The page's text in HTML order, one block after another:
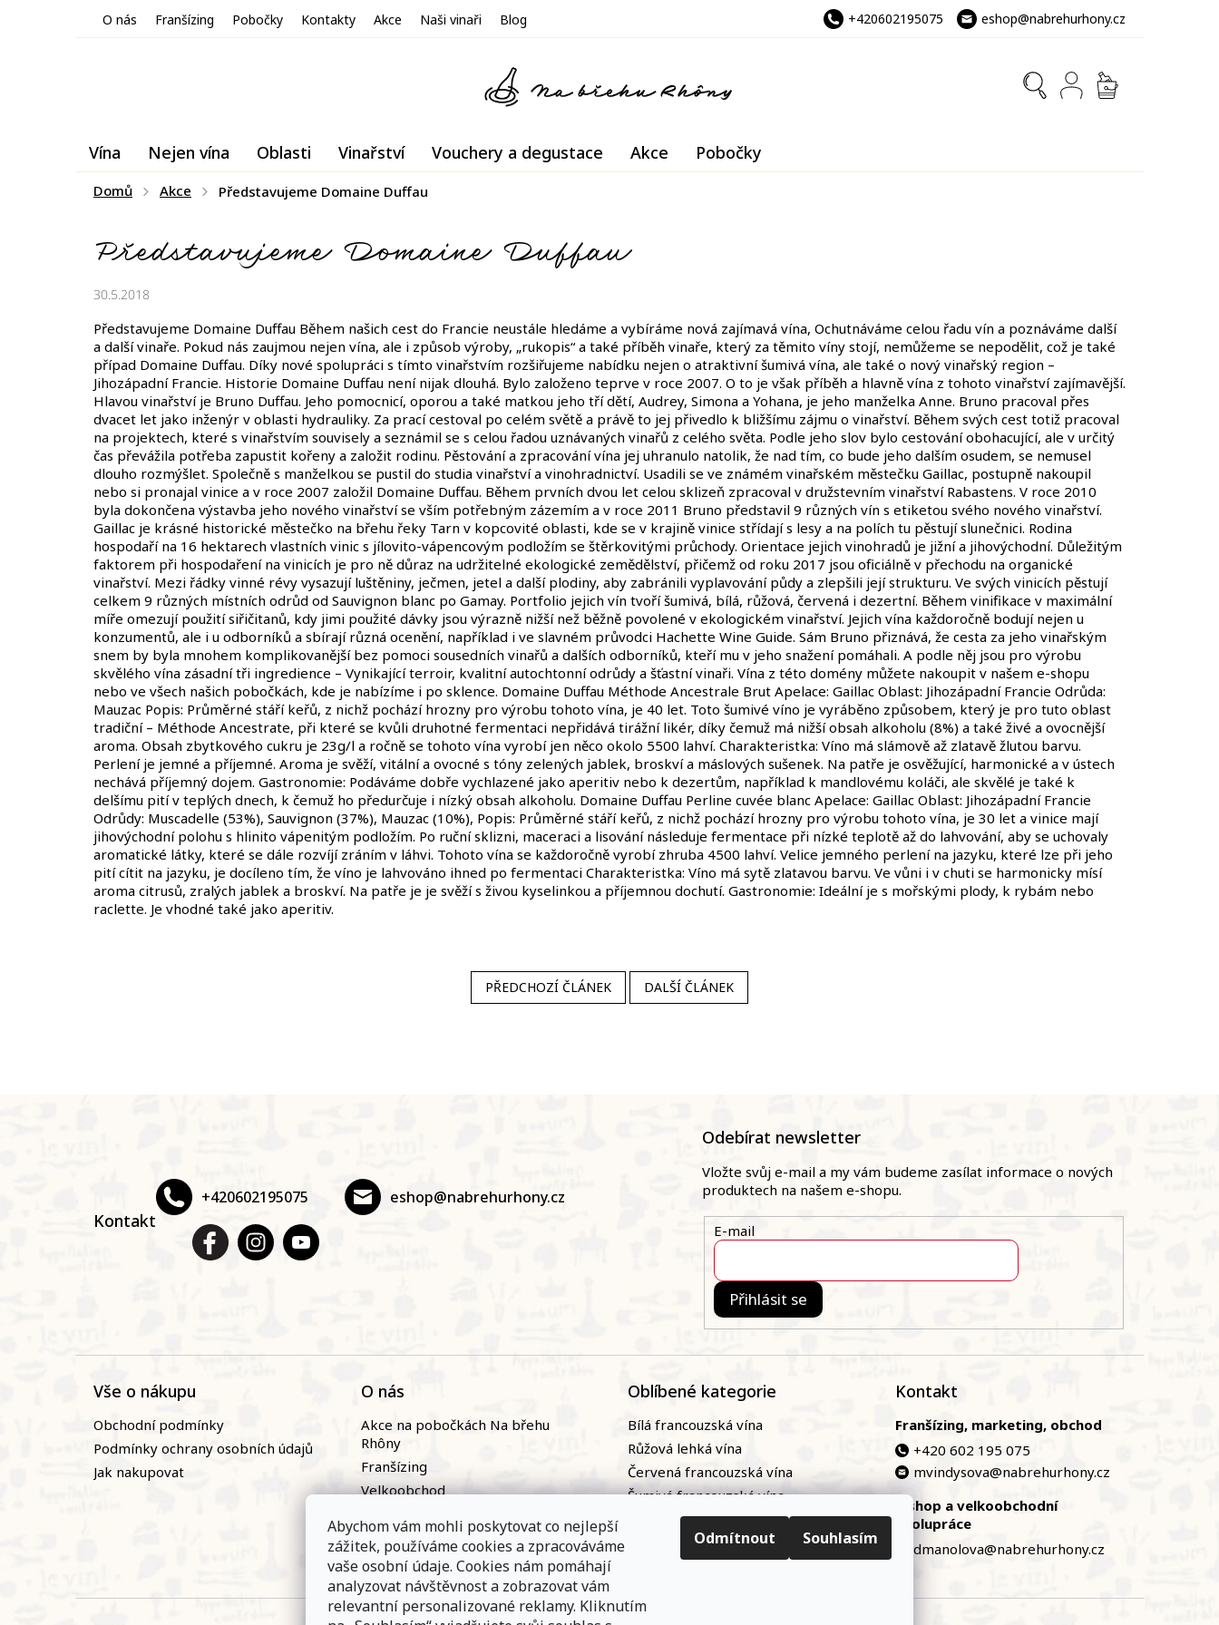
Abychom vám mohli poskytovat co nejlepší
zážitek, používáme cookies a zpracováváme
vaše osobní údaje. Cookies nám pomáhají
analyzovat návštěvnost a zobrazovat vám
relevantní personalizované reklamy. Kliknutím
Odmítnout Souhlasím
+420602195075 eshop@nabrehurhony.cz
O nás Franšízing Pobočky Kontakty Akce Naši vinaři Blog
NÁKUPNÍ
KOŠÍK
Vína Nejen vína Oblasti Vinařství Vouchery a degustace Akce Pobočky
Domů Akce Představujeme Domaine Duffau
Představujeme Domaine Duffau
30.5.2018
Představujeme Domaine Duffau Během našich cest do Francie neustále hledáme a vybíráme nová zajímavá vína, Ochutnáváme celou řadu vín a poznáváme další
a další vinaře. Pokud nás zaujmou nejen vína, ale i způsob výroby, „rukopis“ a také příběh vinaře, který za těmito víny stojí, nemůžeme se nepodělit, což je také
případ Domaine Duffau. Díky nové spolupráci s tímto vinařstvím rozšiřujeme nabídku nejen o atraktivní šumivá vína, ale také o nový vinařský region –
Jihozápadní Francie. Historie Domaine Duffau není nijak dlouhá. Bylo založeno teprve v roce 2007. O to je však příběh a hlavně vína z tohoto vinařství zajímavější.
Hlavou vinařství je Bruno Duffau. Jeho pomocnicí, oporou a také matkou jeho tří dětí, Audrey, Simona a Yohana, je jeho manželka Anne. Bruno pracoval přes
dvacet let jako inženýr v oblasti hydrauliky. Za prací cestoval po celém světě a právě to jej přivedlo k bližšímu zájmu o vinařství. Během svých cest totiž pracoval
na projektech, které s vinařstvím souvisely a seznámil se s celou řadou uznávaných vinařů z celého světa. Podle jeho slov bylo cestování obohacující, ale v určitý
čas převážila potřeba zapustit kořeny a založit rodinu. Pěstování a zpracování vína jej uhranulo natolik, že nad tím, co bude jeho dalším osudem, se nemusel
dlouho rozmýšlet. Společně s manželkou se pustil do studia vinařství a vinohradnictví. Usadili se ve známém vinařském městečku Gaillac, postupně nakoupil
nebo si pronajal vinice a v roce 2007 založil Domaine Duffau. Během prvních dvou let celou sklizeň zpracoval v družstevním vinařství Rabastens. V roce 2010
byla dokončena výstavba jeho nového vinařství se vším potřebným zázemím a v roce 2011 Bruno představil 9 různých vín s etiketou svého nového vinařství.
Gaillac je krásné historické městečko na břehu řeky Tarn v kopcovité oblasti, kde se v krajině vinice střídají s lesy a na polích tu pěstují slunečnici. Rodina
hospodaří na 16 hektarech vlastních vinic s jílovito-vápencovým podložím se štěrkovitými průchody. Orientace jejich vinohradů je jižní a jihovýchodní. Důležitým
faktorem při hospodaření na vinicích je pro ně důraz na udržitelné ekologické zemědělství, přičemž od roku 2017 jsou oficiálně v přechodu na organické
vinařství. Mezi řádky vinné révy vysazují luštěniny, ječmen, jetel a další plodiny, aby zabránili vyplavování půdy a zlepšili její strukturu. Ve svých vinicích pěstují
celkem 9 různých místních odrůd od Sauvignon blanc po Gamay. Portfolio jejich vín tvoří šumivá, bílá, růžová, červená i dezertní. Během vinifikace v maximální
míře omezují použití siřičitanů, kdy jimi použité dávky jsou výrazně nižší než běžně povolené v ekologickém vinařství. Jejich vína každoročně bodují nejen u
konzumentů, ale i u odborníků a sbírají různá ocenění, například i ve slavném průvodci Hachette Wine Guide. Sám Bruno přiznává, že cesta za jeho vinařským
snem by byla mnohem komplikovanější bez pomoci sousedních vinařů a dalších odborníků, kteří mu v jeho snažení pomáhali. A podle něj jsou pro výrobu
skvělého vína zásadní tři ingredience – Vynikající terroir, kvalitní autochtonní odrůdy a šťastní vinaři. Vína z této domény můžete nakoupit v našem e-shopu
nebo ve všech našich pobočkách, kde je nabízíme i po sklence. Domaine Duffau Méthode Ancestrale Brut Apelace: Gaillac Oblast: Jihozápadní Francie Odrůda:
Mauzac Popis: Průměrné stáří keřů, z nichž pochází hrozny pro výrobu tohoto vína, je 40 let. Toto šumivé víno je vyráběno způsobem, který je pro tuto oblast
tradiční – Méthode Ancestrate, při které se kvůli druhotné fermentaci nepřidává tirážní likér, díky čemuž má nižší obsah alkoholu (8%) a také živé a ovocnější
aroma. Obsah zbytkového cukru je 23g/l a ročně se tohoto vína vyrobí jen něco okolo 5500 lahví. Charakteristka: Víno má slámově až zlatavě žlutou barvu.
Perlení je jemné a příjemné. Aroma je svěží, vitální a ovocné s tóny zelených jablek, broskví a máslových sušenek. Na patře je osvěžující, harmonické a v ústech
nechává příjemný dojem. Gastronomie: Podáváme dobře vychlazené jako aperitiv nebo k dezertům, například k mandlovému koláči, ale skvělé je také k
delšímu pití v teplých dnech, k čemuž ho předurčuje i nízký obsah alkoholu. Domaine Duffau Perline cuvée blanc Apelace: Gaillac Oblast: Jihozápadní Francie
Odrůdy: Muscadelle (53%), Sauvignon (37%), Mauzac (10%), Popis: Průměrné stáří keřů, z nichž pochází hrozny pro výrobu tohoto vína, je 30 let a vinice mají
jihovýchodní polohu s hlinito vápenitým podložím. Po ruční sklizni, maceraci a lisování následuje fermentace při nízké teplotě až do lahvování, aby se uchovaly
aromatické látky, které se dále rozvíjí zráním v láhvi. Tohoto vína se každoročně vyrobí zhruba 4500 lahví. Velice jemného perlení na jazyku, které lze při jeho
pití cítit na jazyku, je docíleno tím, že víno je lahvováno ihned po fermentaci Charakteristka: Víno má sytě zlatavou barvu. Ve vůni i v chuti se harmonicky mísí
aroma citrusů, zralých jablek a broskví. Na patře je je svěží s živou kyselinkou a příjemnou dochutí. Gastronomie: Ideální je s mořskými plody, k rybám nebo
raclette. Je vhodné také jako aperitiv.
PŘEDCHOZÍ ČLÁNEK DALŠÍ ČLÁNEK
Kontakt
eshop@nabrehurhony.cz
+420602195075
Odebírat newsletter
Vložte svůj e-mail a my vám budeme zasílat informace o nových
produktech na našem e-shopu.
E-mail
Přihlásit se
Vše o nákupu
Obchodní podmínky
Podmínky ochrany osobních údajů
Jak nakupovat
O nás
Akce na pobočkách Na břehu
Rhôny
Franšízing
Velkoobchod
Novinky
Zaměstnání
Oblíbené kategorie
Bílá francouzská vína
Růžová lehká vína
Červená francouzská vína
Šumivá francouzská vína
Naturální / přírodní francouzská
Bag-in-box
Kontakt
Franšízing, marketing, obchod
+420 602 195 075
mvindysova@nabrehurhony.cz
E-shop a velkoobchodní
spolupráce
dmanolova@nabrehurhony.cz